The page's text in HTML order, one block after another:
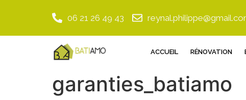
06 21 26 49 43
ACCUEIL RÉNOVATION
garanties_batiamo